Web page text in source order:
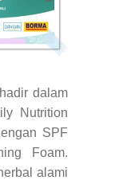
dalam
Nutrition
SPF
Foam.
alami